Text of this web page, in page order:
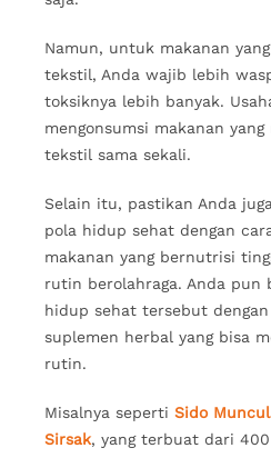
Namun, untuk makanan
tekstil, Anda wajib lebih
toksiknya lebih banyak.
mengonsumsi makanan
tekstil sama sekali.
Selain itu, pastikan Anda
pola hidup sehat dengan
makanan yang bernutrisi
rutin berolahraga. Anda pun
hidup sehat tersebut
suplemen herbal yang bisa
rutin.
Misalnya seperti Sido
Sirsak, yang terbuat dari